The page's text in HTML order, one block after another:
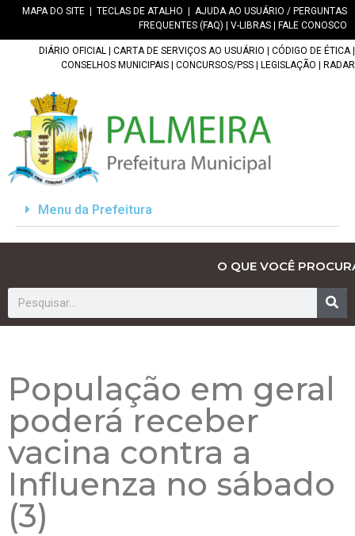
MAPA DO SITE TECLAS DE ATALHO
AJUDA AO USUÁRIO / PERGUNTAS
FREQUENTES (FAQ)
V-LIBRAS FALE CONOSCO
DIÁRIO OFICIAL CARTA DE SERVIÇOS AO USUÁRIO CÓDIGO DE ÉTICA|
CONSELHOS MUNICIPAIS
CONCURSOS/PSS LEGISLAÇÃO RADAR
Menu da Prefeitura
O QUE VOCÊ
População em geral
poderá receber
vacina contra a
Influenza no sábado
(3)